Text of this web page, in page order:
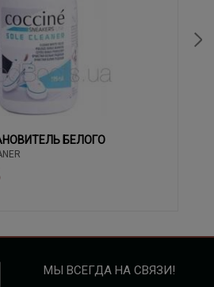
БЕЛОГО
МЫ ВСЕГДА НА СВЯЗИ!